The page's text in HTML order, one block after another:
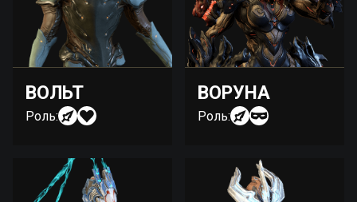
ВОЛЬТ
Роль:
ВОРУНА
Роль: